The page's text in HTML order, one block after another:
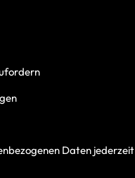
Daten jederzeit